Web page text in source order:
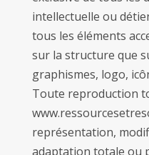
intellectuelle ou
tous les éléments
sur la structure que
graphismes, logo,
Toute reproduction
représentation,
adaptation totale ou